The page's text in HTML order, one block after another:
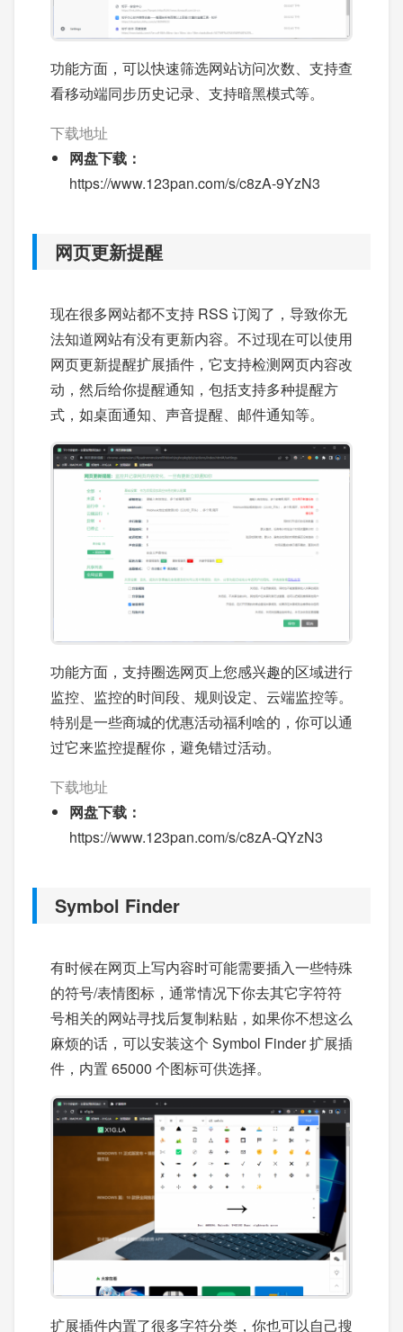
功能方面，可以快速筛选网站访问次数、支持查
看移动端同步历史记录、支持暗黑模式等。
下载地址
网盘下载：
https://www.123pan.com/s/c8zA-9YzN3
网页更新提醒
现在很多网站都不支持 RSS 订阅了，导致你无
法知道网站有没有更新内容。不过现在可以使用
网页更新提醒扩展插件，它支持检测网页内容改
动，然后给你提醒通知，包括支持多种提醒方
式，如桌面通知、声音提醒、邮件通知等。
功能方面，支持圈选网页上您感兴趣的区域进行
监控、监控的时间段、规则设定、云端监控等。
特别是一些商城的优惠活动福利啥的，你可以通
过它来监控提醒你，避免错过活动。
下载地址
网盘下载：
https://www.123pan.com/s/c8zA-QYzN3
Symbol Finder
有时候在网页上写内容时可能需要插入一些特殊
的符号/表情图标，通常情况下你去其它字符符
号相关的网站寻找后复制粘贴，如果你不想这么
麻烦的话，可以安装这个 Symbol Finder 扩展插
件，内置 65000 个图标可供选择。
扩展插件内置了很多字符分类，你也可以自己搜